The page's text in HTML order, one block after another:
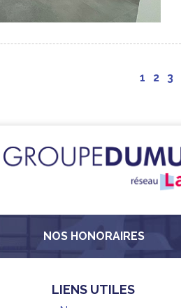
1 2 3
NOS HONORAIRES
LIENS UTILES